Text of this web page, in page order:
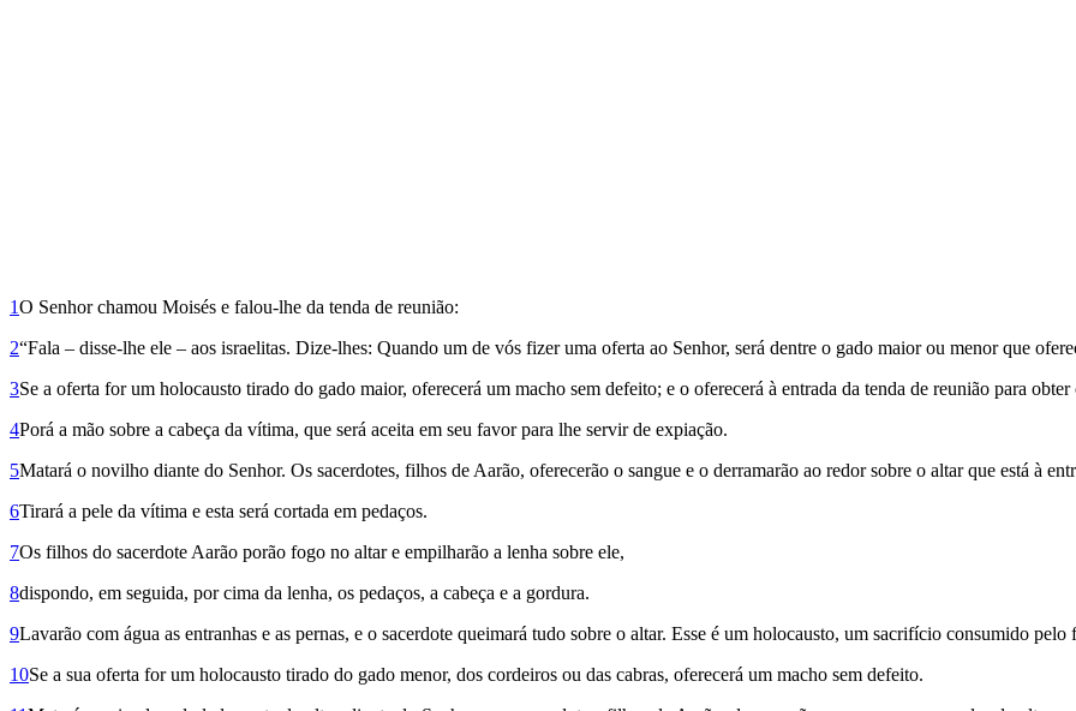
1O Senhor chamou Moisés e falou-lhe da tenda de reunião:
2“Fala – disse-lhe ele – aos israelitas. Dize-lhes: Quando um de vós fizer uma oferta ao Senhor, será dentre o gado maior ou menor que
3Se a oferta for um holocausto tirado do gado maior, oferecerá um macho sem defeito; e o oferecerá à entrada da tenda de reunião para
4Porá a mão sobre a cabeça da vítima, que será aceita em seu favor para lhe servir de expiação.
5Matará o novilho diante do Senhor. Os sacerdotes, filhos de Aarão, oferecerão o sangue e o derramarão ao redor sobre o altar que está à
6Tirará a pele da vítima e esta será cortada em pedaços.
7Os filhos do sacerdote Aarão porão fogo no altar e empi­lharão a lenha sobre ele,
8dispondo, em seguida, por cima da lenha, os pedaços, a cabeça e a gordura.
9Lavarão com água as entranhas e as pernas, e o sacerdote queimará tudo sobre o altar. Esse é um holocausto, um sacrifício consumido
10Se a sua oferta for um holocausto tirado do gado menor, dos cordeiros ou das cabras, oferecerá um macho sem defeito.